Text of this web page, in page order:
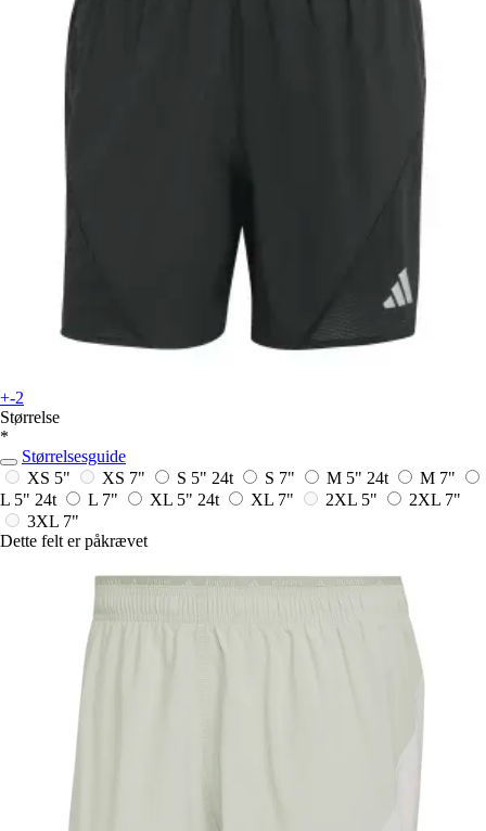
+-2
Størrelse
*
Størrelsesguide
XS 5"
XS 7" S 5" 24t S 7" M 5" 24t
M 7"
L 5" 24t L 7" XL 5" 24t XL 7" 2XL 5"
2XL 7"
3XL 7"
Dette felt er påkrævet